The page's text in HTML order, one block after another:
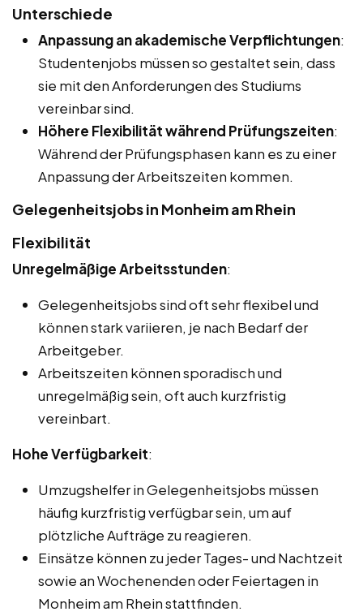
Unterschiede
Anpassung an akademische Verpflichtungen:
Studentenjobs müssen so gestaltet sein, dass
sie mit den Anforderungen des Studiums
vereinbar sind.
Höhere Flexibilität während Prüfungszeiten:
Während der Prüfungsphasen kann es zu einer
Anpassung der Arbeitszeiten kommen.
Gelegenheitsjobs in Monheim am Rhein
Flexibilität
Unregelmäßige Arbeitsstunden:
Gelegenheitsjobs sind oft sehr flexibel und
können stark variieren, je nach Bedarf der
Arbeitgeber.
Arbeitszeiten können sporadisch und
unregelmäßig sein, oft auch kurzfristig
vereinbart.
Hohe Verfügbarkeit:
Umzugshelfer in Gelegenheitsjobs müssen
häufig kurzfristig verfügbar sein, um auf
plötzliche Aufträge zu reagieren.
Einsätze können zu jeder Tages- und Nachtzeit
sowie an Wochenenden oder Feiertagen in
Monheim am Rhein stattfinden.